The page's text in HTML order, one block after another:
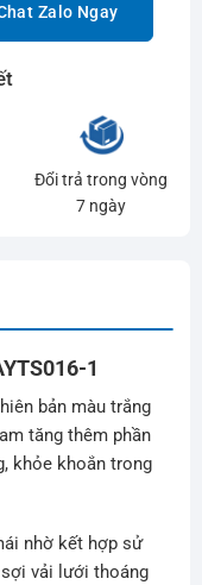
Zalo Ngay
Đổi trả trong vòng
7 ngày
1
bản màu trắng
tăng thêm phần
khỏe khoắn trong
nhờ kết hợp sử
vải lưới thoáng